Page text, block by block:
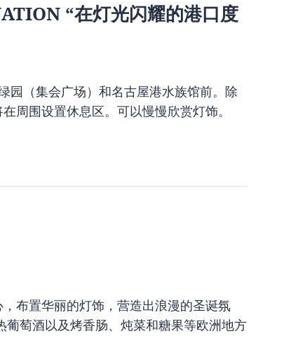
“在灯光闪耀的港口度
园（集会广场）和名古屋港水族馆前。除
周围设置休息区。可以慢慢欣赏灯饰。
布置华丽的灯饰，营造出浪漫的圣诞氛
萄酒以及烤香肠、炖菜和糖果等欧洲地方